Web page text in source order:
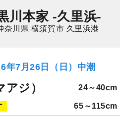
川本家 -久里浜-
奈川県 横須賀市 久里浜港
年7月26日（日）中潮
アジ） 24～40cm
65～115cm